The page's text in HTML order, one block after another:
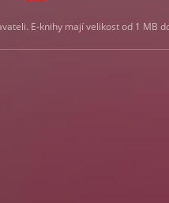
E-knihy mají velikost od 1 MB